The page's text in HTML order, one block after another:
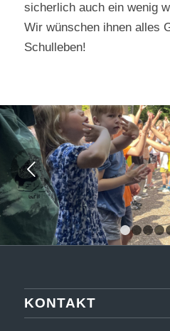
sicherlich auch ein wenig
Wir wünschen ihnen alles
Schulleben!
KONTAKT